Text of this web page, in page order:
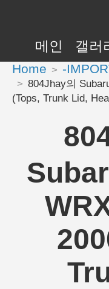
메인 갤러
Home -
804Jhay의
(Tops, Trunk Lid,